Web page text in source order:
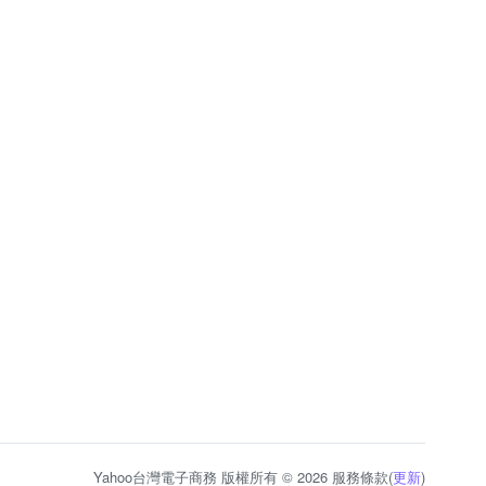
Yahoo台灣電子商務 版權所有 © 2026 服務條款(更新)